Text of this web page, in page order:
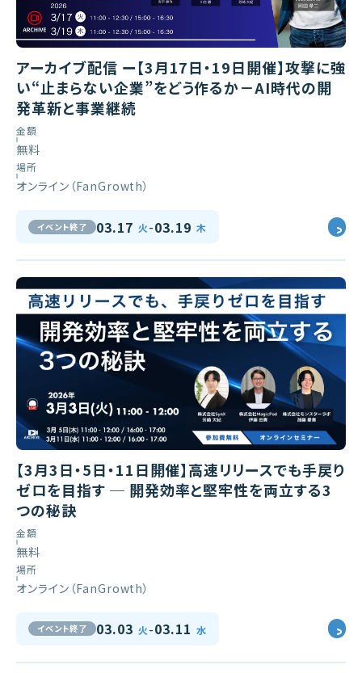
アーカイブ配信 ー【3月17日・19日開催】攻撃に強
い“止まらない企業”をどう作るか－AI時代の開
発革新と事業継続
金額
無料
場所
オンライン（FanGrowth）
イベント終了 03.17 火-03.19 木
【3月3日・5日・11日開催】高速リリースでも手戻り
ゼロを目指す ─ 開発効率と堅牢性を両立する3
つの秘訣
金額
無料
場所
オンライン（FanGrowth）
イベント終了 03.03 火-03.11 水